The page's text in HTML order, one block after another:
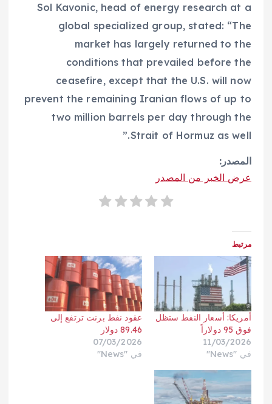
Sol Kavonic, head of energy research at a
global specialized group, stated: “The
market has largely returned to the
conditions that prevailed before the
ceasefire, except that the U.S. will now
prevent the remaining Iranian flows of up to
two million barrels per day through the
Strait of Hormuz as well.”
المصدر:
عرض الخبر من المصدر
مرتبط
أمريكا: أسعار النفط ستظل
فوق 95 دولاراً
11/03/2026
في "News"
عقود نفط برنت ترتفع إلى
89.46 دولار
07/03/2026
في "News"